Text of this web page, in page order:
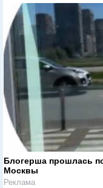
Блогерша прошлась
Москвы
Реклама